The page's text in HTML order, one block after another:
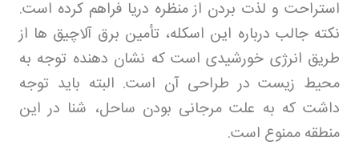
استراحت و لذت بردن از منظره دریا فراهم کرده است.
نکته جالب درباره این اسکله، تأمین برق آلاچیق ها از
طریق انرژی خورشیدی است که نشان دهنده توجه به
محیط زیست در طراحی آن است. البته باید توجه
داشت که به علت مرجانی بودن ساحل، شنا در این
منطقه ممنوع است.